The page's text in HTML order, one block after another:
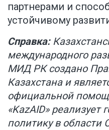
партнерами и
устойчивому
Справка:
международного
МИД РК создано
Казахстана и
официальной
«KazAID» реализует
политику в области